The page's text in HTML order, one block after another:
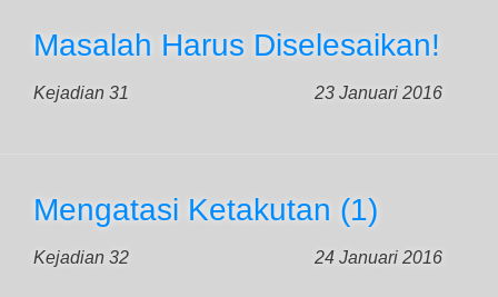
Masalah Harus Diselesaikan!
Kejadian 31 23 Januari 2016
Mengatasi Ketakutan (1)
Kejadian 32 24 Januari 2016